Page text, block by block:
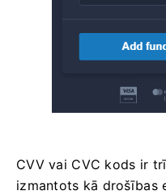
CVV vai СVС kods ir
izmantots kā drošības